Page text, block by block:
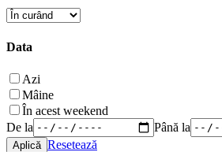
Data
Azi
Mâine
În acest weekend
De la
Până la
Resetează